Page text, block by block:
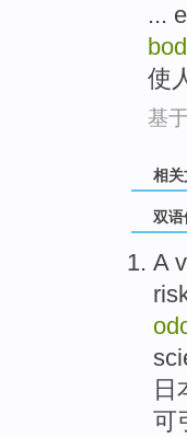
...
使
基
相关
双语
A
日
可